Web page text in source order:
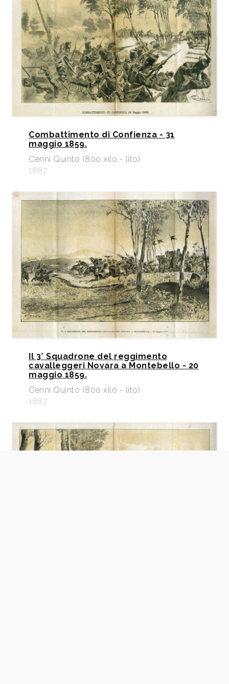
Combattimento di Confienza - 31
maggio 1859.
Cenni Quinto (800 xilo - lito)
1887
Il 3° Squadrone del reggimento
cavalleggeri Novara a Montebello - 20
maggio 1859.
Cenni Quinto (800 xilo - lito)
1887